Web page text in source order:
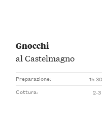
Gnocchi
al Castelmagno
Preparazione:
1h
Cottura:
2-